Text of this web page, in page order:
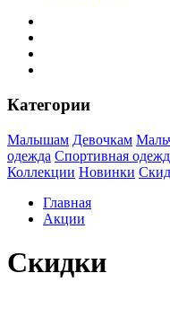
Категории
Малышам Девочкам
одежда Спортивная
Коллекции Новинки
Главная
Акции
Скидки